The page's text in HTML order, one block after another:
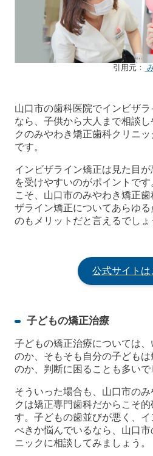
引用元：
山口市の歯科医院でインビザ
なら、子供から大人まで相談
クのみやわき矯正歯科クリニ
です。
インビザライン矯正は見た目
を受けやすいのがポイントで
こそ、山口市のみやわき矯正
ザライン矯正についてあらゆ
のもメリットだと言えるでしょ
公式サイトは
子どもの矯正治療
子どもの矯正治療については
のか、そもそも自分の子ども
のか、判断に困ることも多いで
そういった場合も、山口市の
クは矯正専門歯科だからこそ
す。子どもの歯並びが悪く、
べきか悩んでいるなら、山口
ニックに相談してみましょう。